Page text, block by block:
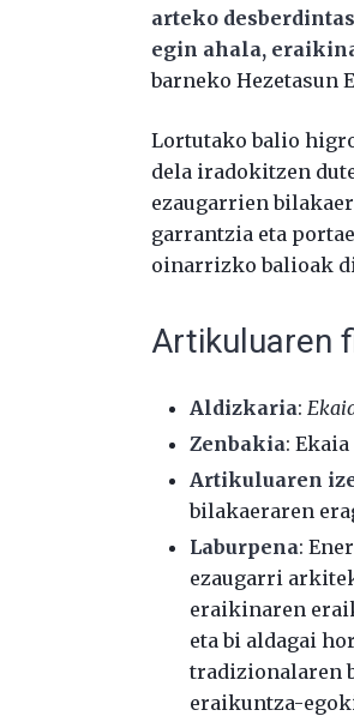
arteko
egin ahala,
barneko Hezetasun
Lortutako balio
dela iradokitzen
ezaugarrien
garrantzia eta
oinarrizko balioak
Artikuluaren
Aldizkaria:
Zenbakia: Ekaia
Artikuluaren
bilakaeraren
Laburpena:
ezaugarri
eraikinaren
eta bi aldagai
tradizionalaren
eraikuntza-